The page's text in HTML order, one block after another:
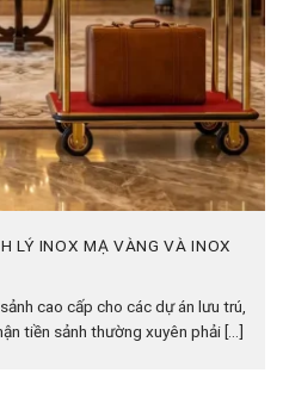
LÝ INOX MẠ VÀNG VÀ INOX
cao cấp cho các dự án lưu trú,
tiền sảnh thường xuyên phải [...]